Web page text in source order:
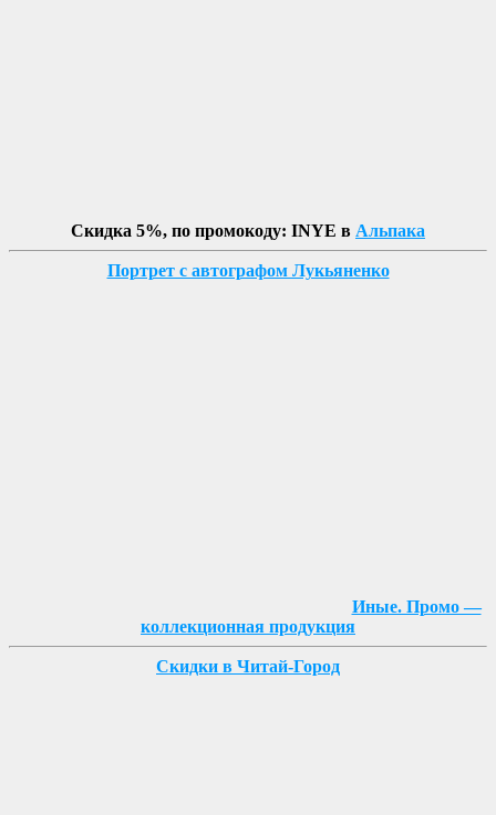
Скидка 5%, по промокоду: INYE в Альпака
Портрет с автографом Лукьяненко
Иные. Промо —
коллекционная продукция
Скидки в Читай-Город